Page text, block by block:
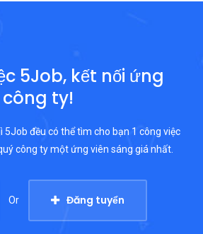
5Job, kết nối ứng
ty!
5Job đều có thể tìm cho bạn 1 công việc
công ty một ứng viên sáng giá nhất.
Or Đăng tuyển